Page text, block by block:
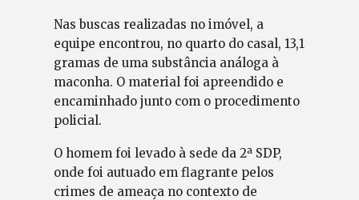
Nas buscas realizadas no imóvel, a
equipe encontrou, no quarto do casal, 13,1
gramas de uma substância análoga à
maconha. O material foi apreendido e
encaminhado junto com o procedimento
policial.
O homem foi levado à sede da 2ª SDP,
onde foi autuado em flagrante pelos
crimes de ameaça no contexto de